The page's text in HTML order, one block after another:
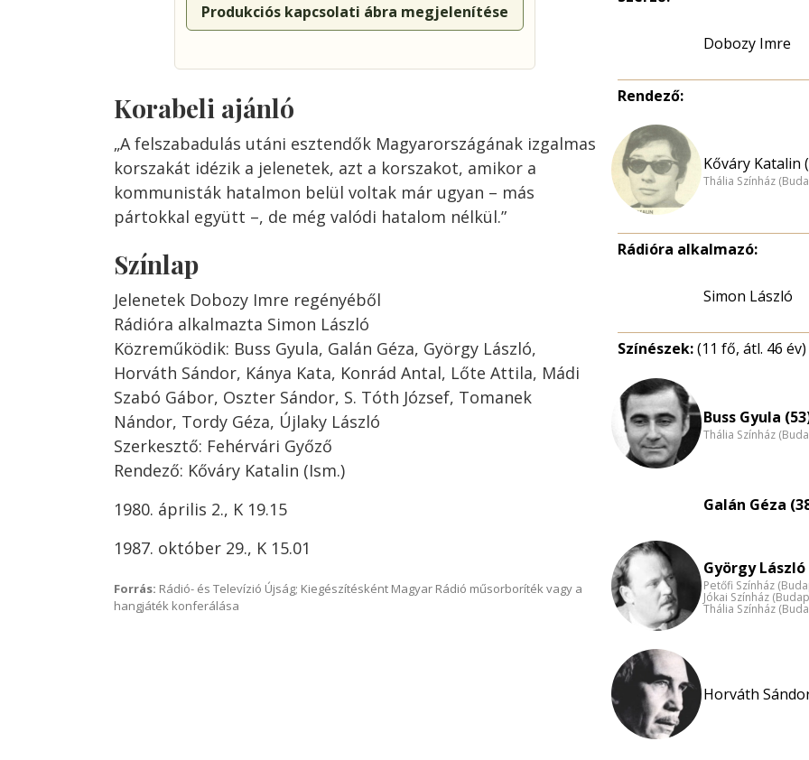
Produkciós kapcsolati ábra megjelenítése
Korabeli ajánló
„A felszabadulás utáni esztendők Magyarországának izgalmas
korszakát idézik a jelenetek, azt a korszakot, amikor a
kommunisták hatalmon belül voltak már ugyan – más
pártokkal együtt –, de még valódi hatalom nélkül.”
Színlap
Jelenetek Dobozy Imre regényéből
Rádióra alkalmazta Simon László
Közreműködik: Buss Gyula, Galán Géza, György László,
Horváth Sándor, Kánya Kata, Konrád Antal, Lőte Attila, Mádi
Szabó Gábor, Oszter Sándor, S. Tóth József, Tomanek
Nándor, Tordy Géza, Újlaky László
Szerkesztő: Fehérvári Győző
Rendező: Kőváry Katalin (Ism.)
1980. április 2., K 19.15
1987. október 29., K 15.01
Forrás: Rádió- és Televízió Újság; Kiegészítésként Magyar Rádió műsorboríték vagy a
hangjáték konferálása
Dobozy Imre
Rendező:
Kőváry Katalin
Thália Színház
Rádióra alkalmazó:
Simon László
Színészek:(11 fő, átl. 46 év)
Buss Gyula
Thália Színház
Galán Géza
György László
Petőfi Színház
Jókai Színház
Thália Színház
Horváth